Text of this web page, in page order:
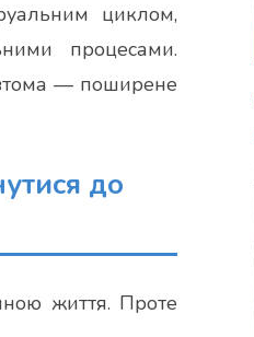
циклом,
процесами.
втома — поширене
до
життя. Проте